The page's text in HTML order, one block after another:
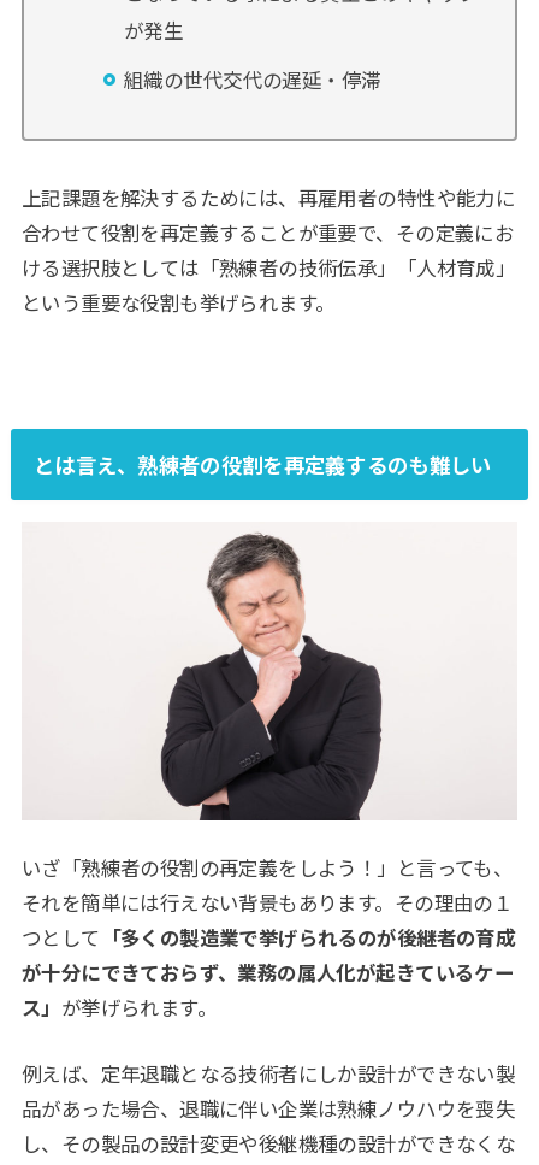
が発生
組織の世代交代の遅延・停滞
上記課題を解決するためには、再雇用者の特性や能力に
合わせて役割を再定義することが重要で、その定義にお
ける選択肢としては「熟練者の技術伝承」「人材育成」
という重要な役割も挙げられます。
とは言え、熟練者の役割を再定義するのも難しい
いざ「熟練者の役割の再定義をしよう！」と言っても、
それを簡単には行えない背景もあります。その理由の１
つとして 「多くの製造業で挙げられるのが後継者の育成
が十分にできておらず、業務の属人化が起きているケー
ス」 が挙げられます。
例えば、定年退職となる技術者にしか設計ができない製
品があった場合、退職に伴い企業は熟練ノウハウを喪失
し、その製品の設計変更や後継機種の設計ができなくな